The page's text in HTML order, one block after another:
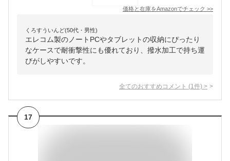
価格と在庫をAmazonでチェック >>
くろすういんど(50代・男性)
エレコム製のノートPCやタブレットの収納にぴったり
なケースで耐衝撃性にも優れており、撥水加工で持ち運
びがしやすいです。
全てのおすすめコメント (1 件) >
17